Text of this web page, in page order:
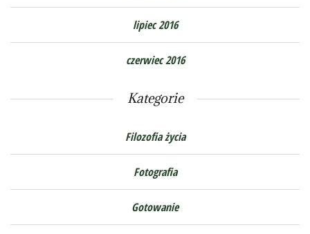
lipiec 2016
czerwiec 2016
Kategorie
Filozofia życia
Fotografia
Gotowanie